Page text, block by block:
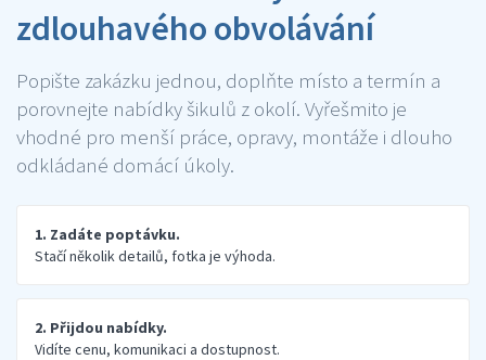
zdlouhavého obvolávání
Popište zakázku jednou, doplňte místo a termín a
porovnejte nabídky šikulů z okolí. Vyřešmito je
vhodné pro menší práce, opravy, montáže i dlouho
odkládané domácí úkoly.
1. Zadáte poptávku.
Stačí několik detailů, fotka je výhoda.
2. Přijdou nabídky.
Vidíte cenu, komunikaci a dostupnost.